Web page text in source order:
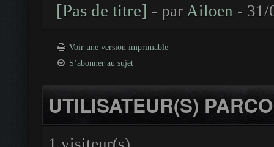
[Pas de titre] - par Ailoen - 31/
Voir une version imprimable
S’abonner au sujet
UTILISATEUR(S)